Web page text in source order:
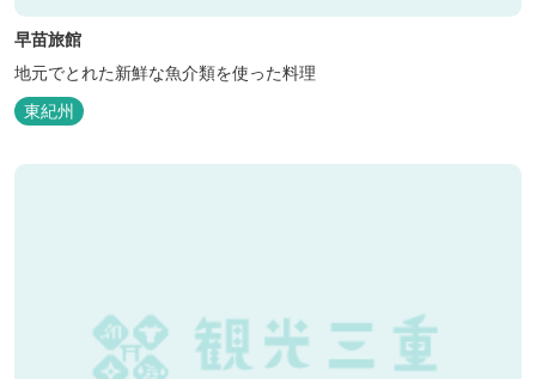
早苗旅館
地元でとれた新鮮な魚介類を使った料理
東紀州